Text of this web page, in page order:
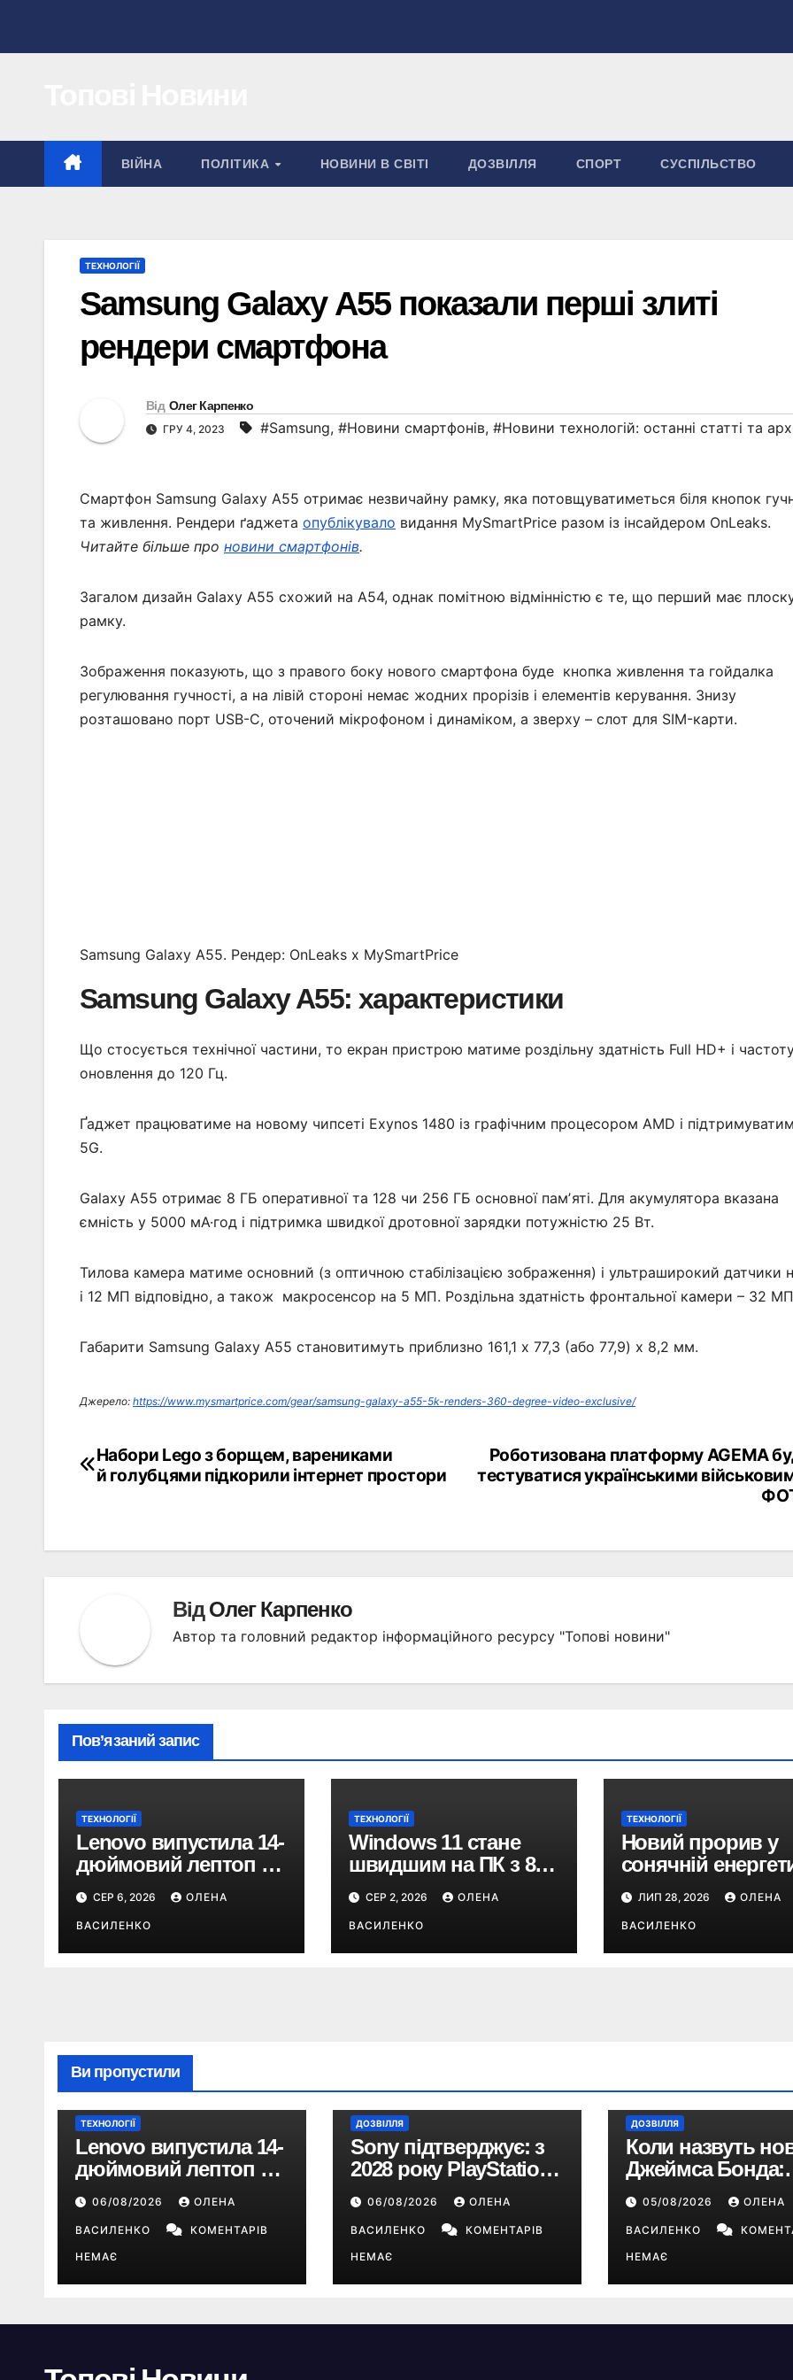
ВІЙНА ПОЛІТИКА НОВИНИ В СВІТІ ДОЗВІЛЛЯ СПОРТ СУСПІЛЬСТВО
ТЕХНОЛОГІЇ
Samsung Galaxy A55 показали перші злиті
рендери смартфона
Від Олег Карпенко
ГРУ 4, 2023 #Samsung, #Новини смартфонів, #Новини технологій: останні статті та
Смартфон Samsung Galaxy A55 отримає незвичайну рамку, яка потовщуватиметься біля кнопок
та живлення. Рендери ґаджета опублікувало видання MySmartPrice разом із інсайдером OnLeaks.
Читайте більше про новини смартфонів.
Загалом дизайн Galaxy A55 схожий на A54, однак помітною відмінністю є те, що перший має
рамку.
Зображення показують, що з правого боку нового смартфона буде кнопка живлення та гойдалка
регулювання гучності, а на лівій стороні немає жодних прорізів і елементів керування. Знизу
розташовано порт USB-C, оточений мікрофоном і динаміком, а зверху – слот для SIM-карти.
Samsung Galaxy A55. Рендер: OnLeaks x MySmartPrice
Samsung Galaxy A55: характеристики
Що стосується технічної частини, то екран пристрою матиме роздільну здатність Full HD+ і
оновлення до 120 Гц.
Ґаджет працюватиме на новому чипсеті Exynos 1480 із графічним процесором AMD і
5G.
Galaxy A55 отримає 8 ГБ оперативної та 128 чи 256 ГБ основної памʼяті. Для акумулятора вказана
ємність у 5000 мА·год і підтримка швидкої дротовної зарядки потужністю 25 Вт.
Тилова камера матиме основний (з оптичною стабілізацією зображення) і ультраширокий датчики
і 12 МП відповідно, а також макросенсор на 5 МП. Роздільна здатність фронтальної камери – 32
Габарити Samsung Galaxy A55 становитимуть приблизно 161,1 x 77,3 (або 77,9) x 8,2 мм.
Джерело: https://www.mysmartprice.com/gear/samsung-galaxy-a55-5k-renders-360-degree-video-exclusive/
Навігація
Роботизована платформу AGEMA
тестуватися українськими
Набори Lego з борщем, варениками
й голубцями підкорили інтернет простори
ВідОлег Карпенко
Автор та головний редактор інформаційного ресурсу "Топові новини"
Пов’язаний запис
ТЕХНОЛОГІЇ
Lenovo випустила 14-
дюймовий лептоп на
Snapdragon X2 з
автономністю понад
33 години
СЕР 6, 2026 ОЛЕНА
ВАСИЛЕНКО
ТЕХНОЛОГІЇ
Windows 11 стане
швидшим на ПК з 8
ГБ ОЗП: що обіцяє
Microsoft
СЕР 2, 2026 ОЛЕНА
ВАСИЛЕНКО
ТЕХНОЛОГІЇ
Новий прорив у
сонячній
елементи, що не
бояться тіні,
зберігають 97%
ефективності
ЛИП 28, 2026 ОЛЕНА
ВАСИЛЕНКО
Ви пропустили
ТЕХНОЛОГІЇ
Lenovo випустила 14-
дюймовий лептоп на
Snapdragon X2 з
автономністю понад
33 години
06/08/2026 ОЛЕНА
ВАСИЛЕНКО
КОМЕНТАРІВ
НЕМАЄ
ДОЗВІЛЛЯ
Sony підтверджує: з
2028 року PlayStation
перейде виключно на
цифрові ігри
06/08/2026 ОЛЕНА
ВАСИЛЕНКО
КОМЕНТАРІВ
НЕМАЄ
ДОЗВІЛЛЯ
Коли назвуть
Джеймса Бонда:
продюсери
повідомили про
терміни кастингу
05/08/2026 ОЛЕНА
ВАСИЛЕНКО
НЕМАЄ